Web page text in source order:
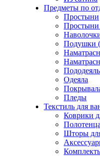
Предметы по
Простыни
Простыни
Подушки
Одеяла
Пледы
Текстиль для
Коврики
Полотенца
Шторы